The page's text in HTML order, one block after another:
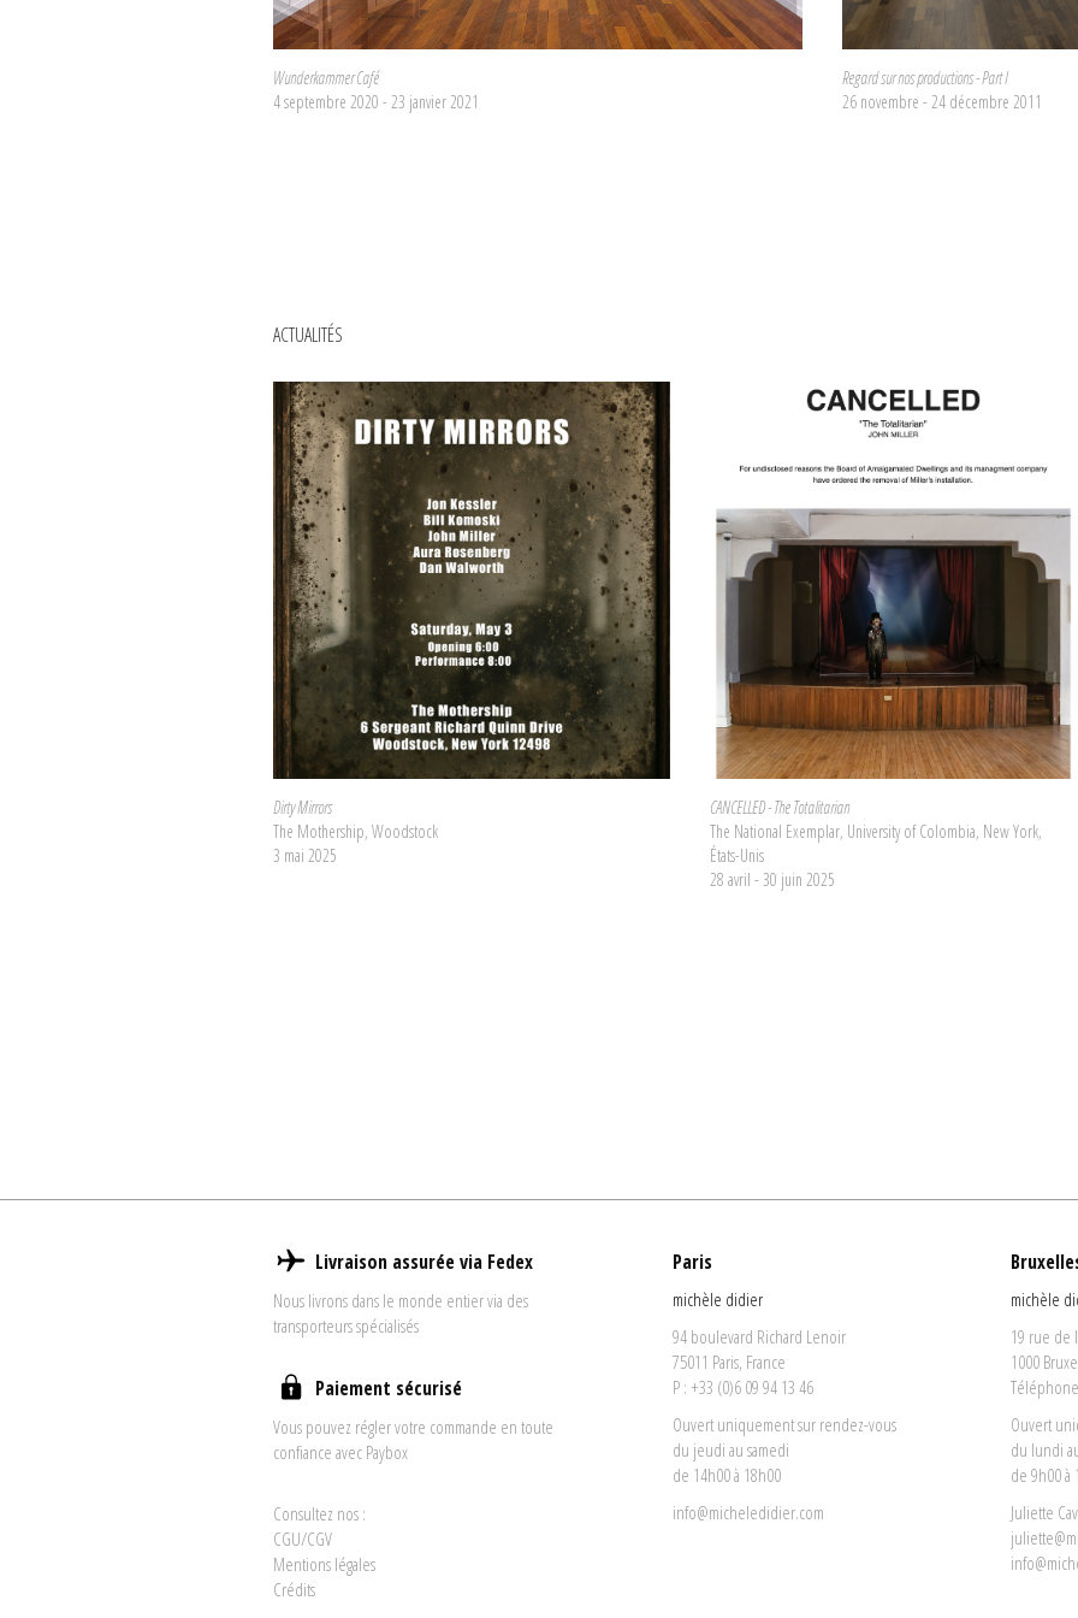
Wunderkammer Café
4 septembre 2020 - 23 janvier 2021
Regard sur nos productions - Part I
26 novembre - 24 décembre 2011
ACTUALITÉS
Dirty Mirrors
The Mothership, Woodstock
3 mai 2025
CANCELLED - The Totalitarian
The National Exemplar, University of Colombia, New York,
États-Unis
28 avril - 30 juin 2025
Livraison assurée via Fedex
Nous livrons dans le monde entier via des
transporteurs spécialisés
Paiement sécurisé
Vous pouvez régler votre commande en toute
confiance avec Paybox
Consultez nos :
CGU/CGV
Mentions légales
Crédits
Paris
michèle didier
94 boulevard Richard Lenoir
75011 Paris, France
P : +33 (0)6 09 94 13 46
Ouvert uniquement sur rendez-vous
du jeudi au samedi
de 14h00 à 18h00
info@micheledidier.com
michèle
19 rue de
1000
Ouvert
du lundi
de 9h00 à
Juliette